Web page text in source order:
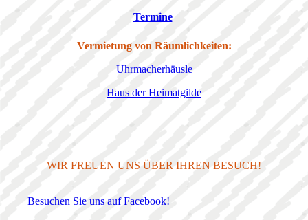
Termine
Vermietung von Räumlichkeiten:
Uhrmacherhäusle
Haus der Heimatgilde
WIR FREUEN UNS ÜBER IHREN BESUCH!
Besuchen Sie uns auf Facebook!